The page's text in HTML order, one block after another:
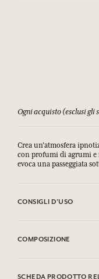
Ogni acquisto (esclusi gli
Crea un'atmosfera
con profumi di agrumi e
evoca una passeggiata
CONSIGLI D'USO
assorbiranno il profumo
Liquidi e vapori
COMPOSIZIONE
SCHEDA PRODOTTO